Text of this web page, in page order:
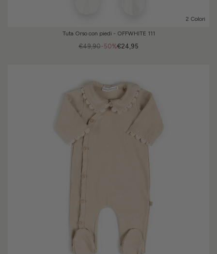
2 Colori
Tuta Orso con piedi - OFFWHITE 111
-50%
€49,90 €24,95